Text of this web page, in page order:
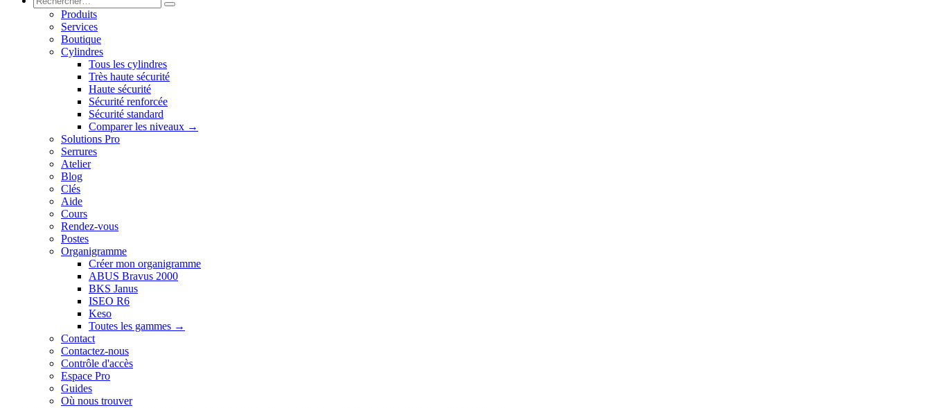
Produits
Services
Boutique
Cylindres
Tous les cylindres
Très haute sécurité
Haute sécurité
Sécurité renforcée
Sécurité standard
Comparer les niveaux →
Solutions Pro
Serrures
Atelier
Blog
Clés
Aide
Cours
Rendez-vous
Postes
Organigramme
Créer mon organigramme
ABUS Bravus 2000
BKS Janus
ISEO R6
Keso
Toutes les gammes →
Contact
Contactez-nous
Contrôle d'accès
Espace Pro
Guides
Où nous trouver